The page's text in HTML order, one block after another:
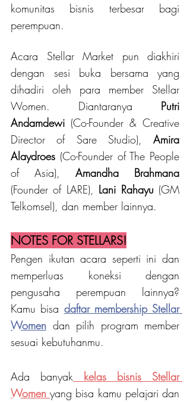
komunitas bisnis terbesar bagi
perempuan.
Acara Stellar Market pun diakhiri
dengan sesi buka bersama yang
dihadiri oleh para member Stellar
Women. Diantaranya Putri
Andamdewi (Co-Founder & Creative
Director of Sare Studio), Amira
Alaydroes (Co-Founder of The People
of Asia),
(Founder of LARE), Lani Rahayu (GM
Telkomsel), dan member lainnya.
NOTES FOR STELLARS!
Pengen ikutan acara seperti ini dan
memperluas koneksi dengan
pengusaha perempuan lainnya?
Kamu bisa daftar membership Stellar
Women dan pilih program member
sesuai kebutuhanmu.
Ada banyak
kelas bisnis Stellar
Women yang bisa kamu pelajari dan